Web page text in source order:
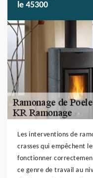
le 45300
Les interventions de
crasses qui empêchent
fonctionner
ce genre de travail au